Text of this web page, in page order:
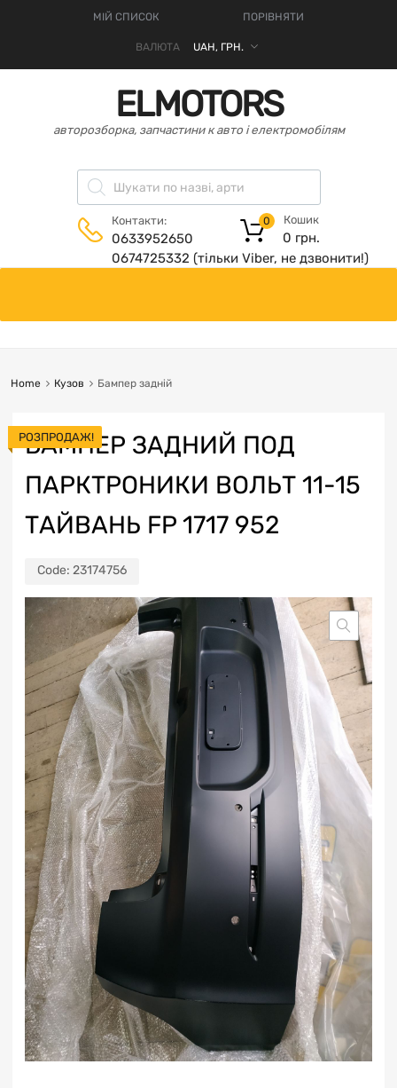
МІЙ СПИСОК ПОРІВНЯТИ
ВАЛЮТА
ELMOTORS
авторозборка, запчастини к авто і електромобілям
Контакти:
0633952650
0674725332 (тільки Viber, не дзвонити!)
Кошик
0 грн.
0
Home Кузов Бампер задній
БАМПЕР ЗАДНИЙ ПОД
ПАРКТРОНИКИ ВОЛЬТ 11-15
ТАЙВАНЬ FP 1717 952
Code: 23174756
РОЗПРОДАЖ!